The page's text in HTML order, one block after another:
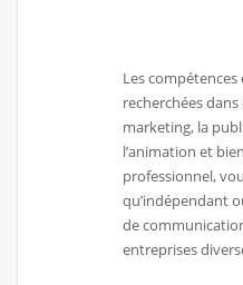
Les
recherchées
marketing, la
l’animation et
professionnel,
qu’indépendant
de
entreprises